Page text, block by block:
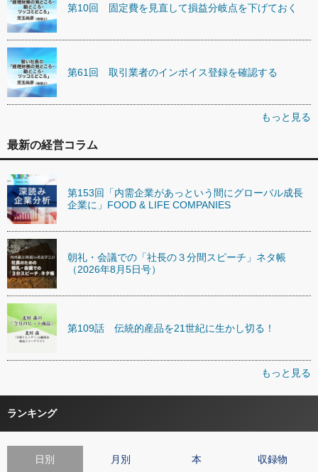
第10回 固定費を見直して損益分岐点を下げておく
第61回 取引業者のインボイス登録を確認する
もっと見る
最新の経営コラム
第153回「内需企業があっという間にグローバル成長
企業に」FOOD & LIFE COMPANIES
朝礼・会議での「社長の３分間スピーチ」ネタ帳
（2026年8月5日号）
第109話 伝統的産品を21世紀に生かし切る！
もっと見る
ランキング
日別 月別 本 収録物